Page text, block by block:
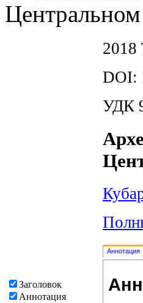
Заголовок
Аннотация
DOI:
УДК
Аннотация